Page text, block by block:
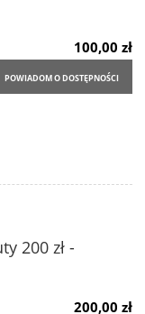
100,00 zł
POWIADOM O DOSTĘPNOŚCI
200 zł -
200,00 zł